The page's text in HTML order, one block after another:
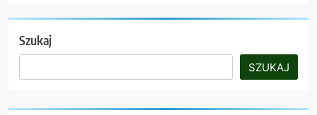
Szukaj
SZUKAJ